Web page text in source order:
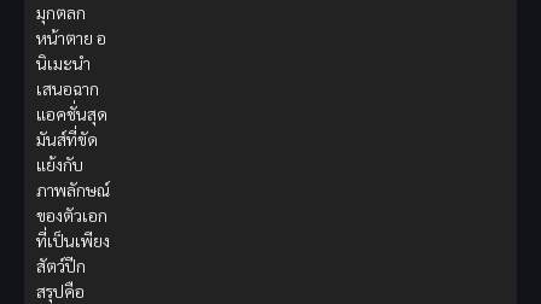
มุกตลก
หน้าตาย อ
นิเมะนำ
เสนอฉาก
แอคชั่นสุด
มันส์ที่ขัด
แย้งกับ
ภาพลักษณ์
ของตัวเอก
ที่เป็นเพียง
สัตว์ปีก
สรุปคือ